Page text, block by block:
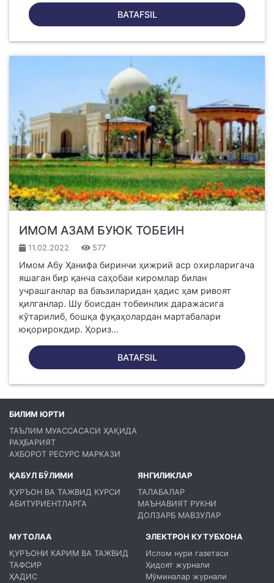
BATAFSIL
ИМОМ АЗАМ БУЮК ТОБЕИН
11.02.2022 577
Имом Абу Ҳанифа биринчи ҳижрий аср охирларигача
яшаган бир қанча саҳобаи киромлар билан
учрашганлар ва баъзиларидан ҳадис ҳам ривоят
қилганлар. Шу боисдан тобеинлик даражасига
кўтарилиб, бошқа фуқаҳолардан мартабалари
юқорирокдир. Ҳориз...
BATAFSIL
БИЛИМ ЮРТИ
ТАЪЛИМ МУАССАСАСИ ҲАҚИДА
РАҲБАРИЯТ
АХБОРОТ РЕСУРС МАРКАЗИ
ҚАБУЛ БЎЛИМИ
ҚУРЪОН ВА ТАЖВИД КУРСИ
АБИТУРИЕНТЛАРГА
ЯНГИЛИКЛАР
ТАЛАБАЛАР
МАЪНАВИЯТ РУКНИ
ДОЛЗАРБ МАВЗУЛАР
МУТОЛАА
ҚУРЪОНИ КАРИМ ВА ТАЖВИД
ТАФСИР
ҲАДИС
ЭЛЕКТРОН КУТУБХОНА
Ислом нури газетаси
Ҳидоят журнали
Мўминалар журнали